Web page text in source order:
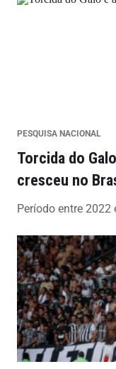
PESQUISA NACIONAL
Torcida do
cresceu no
Período entre